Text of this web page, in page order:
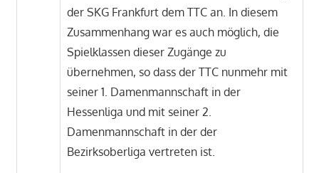
der SKG Frankfurt dem TTC an. In diesem
Zusammenhang war es auch möglich, die
Spielklassen dieser Zugänge zu
übernehmen, so dass der TTC nunmehr mit
seiner 1. Damenmannschaft in der
Hessenliga und mit seiner 2.
Damenmannschaft in der der
Bezirksoberliga vertreten ist.